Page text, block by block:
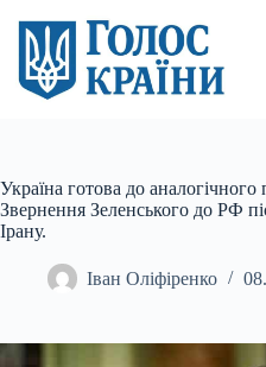
вмісту
Україна готова до
Звернення Зеленського до РФ
Ірану.
Іван Оліфіренко